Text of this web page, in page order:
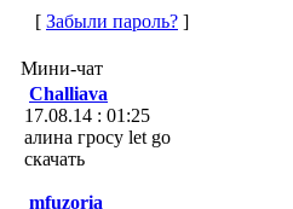
[ Забыли пароль? ]
Мини-чат
Challiava
17.08.14 : 01:25
алина гросу let go
скачать
mfuzoria